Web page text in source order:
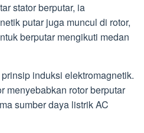
stator berputar, ia
putar juga muncul di rotor,
berputar mengikuti medan
induksi elektromagnetik.
menyebabkan rotor berputar
sumber daya listrik AC